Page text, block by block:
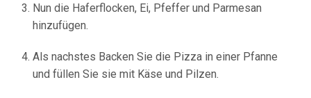
Nun die Haferflocken, Ei, Pfeffer und Parmesan
hinzufügen.
Als nachstes Backen Sie die Pizza in einer Pfanne
und füllen Sie sie mit Käse und Pilzen.